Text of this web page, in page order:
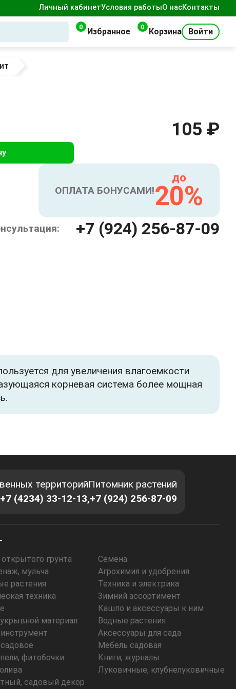
Личный кабинетУсловия работыО насКонтакты
0 Избранное 0 Корзина Войти
105 ₽
ОПЛАТА БОНУСАМИ!
до
20%
+7 (924) 256-87-09
для увеличения влагоемкости
корневая система более мощная
территорийПитомник растений
+7 (4234) 33-12-13,+7 (924) 256-87-09
грунта
Семена
мульча
Агрохимия и удобрения
растения
Техника и электрика
техника
Зимний ассортимент
Кашпо и аксессуары к ним
материал
Водные растения
Аксессуары для сада
Мебель садовая
фитобочки
Книги, журналы
Луковичные, клубнелуковичные
садовый декор